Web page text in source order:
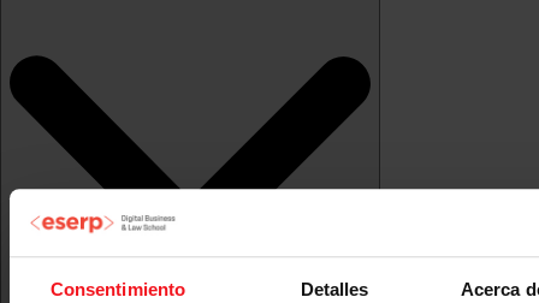
Consentimiento Detalles Acerca